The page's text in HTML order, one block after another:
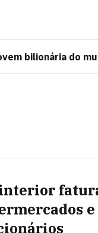
bilionária do